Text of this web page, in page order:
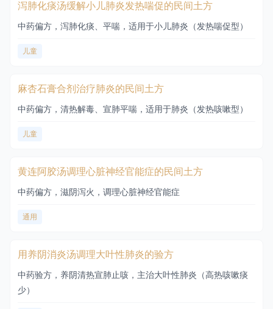
泻肺化痰汤缓解小儿肺炎发热喘促的民间土方
中药偏方，泻肺化痰、平喘，适用于小儿肺炎（发热喘促型）
儿童
麻杏石膏合剂治疗肺炎的民间土方
中药偏方，清热解毒、宣肺平喘，适用于肺炎（发热咳嗽型）
儿童
黄连阿胶汤调理心脏神经官能症的民间土方
中药偏方，滋阴泻火，调理心脏神经官能症
通用
用养阴消炎汤调理大叶性肺炎的验方
中药验方，养阴清热宣肺止咳，主治大叶性肺炎（高热咳嗽痰
少）